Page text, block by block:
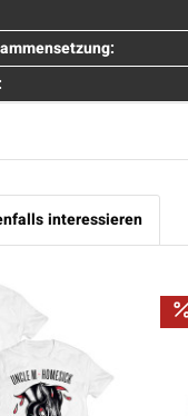
interessieren